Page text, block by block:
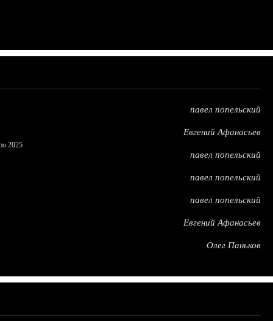
павел попельский
Евгений Афанасьев
2025
павел попельский
павел попельский
павел попельский
Евгений Афанасьев
Олег Паньков